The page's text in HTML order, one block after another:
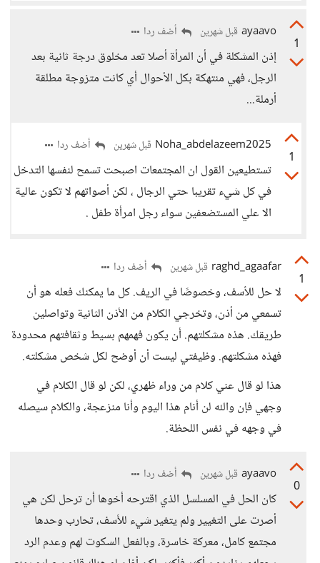
1
ayaavo قبل شهرين أضف ردا
إذن المشكلة في أن المرأة أصلا تعد مخلوق درجة ثانية بعد
الرجل، فهي منتهكة بكل الأحوال أي كانت متزوجة مطلقة
أرملة...
1
Noha_abdelazeem2025 قبل شهرين أضف ردا
تستطيعين القول ان المجتمعات اصبحت تسمح لنفسها التدخل
في كل شيء تقريبا حتي الرجال ، لكن أصواتهم لا تكون عالية
الا علي المستضعفين سواء رجل امرأة طفل .
1
raghd_agaafar قبل شهرين أضف ردا
لا حل للأسف، وخصوصًا في الريف. كل ما يمكنك فعله هو أن
تسمعي من أذن، وتخرجي الكلام من الأذن الثانية وتواصلين
طريقك. هذه مشكلتهم. أن يكون فهمهم بسيط وثقافتهم محدودة
فهذه مشكلتهم. وظيفتي ليست أن أوضح لكل شخص مشكلته.
هذا لو قال عني كلام من وراء ظهري، لكن لو قال الكلام في
وجهي فإن والله لن أنام هذا اليوم وأنا منزعجة، والكلام سيصله
في وجهه في نفس اللحظة.
0
ayaavo قبل شهرين أضف ردا
كان الحل في المسلسل الذي اقترحه أخوها أن ترحل لكن هي
أصرت على التغيير ولم يتغير شيء للأسف، تحارب وحدها
مجتمع كامل، معركة خاسرة، وبالفعل السكوت لهم وعدم الرد